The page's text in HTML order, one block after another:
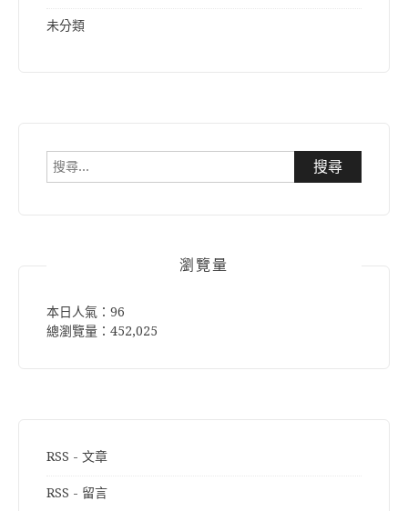
未分類
搜
瀏覽量
本日人氣：96
總瀏覽量：452,025
RSS - 文章
RSS - 留言